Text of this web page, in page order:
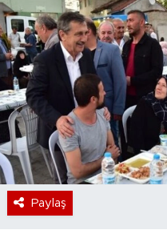
Paylaş
Sanat
Bölge
Teknoloji
Magazin
Dünya
Sektör